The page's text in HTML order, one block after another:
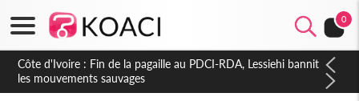
0
Côte d'Ivoire : Ouattara promet des sanctions contre les
déguerpissements illégaux